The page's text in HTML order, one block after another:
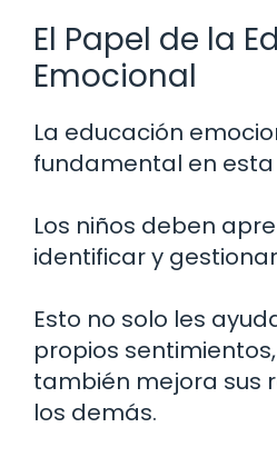
El Papel de la
Emocional
La educación
fundamental en
Los niños deben
identificar y
Esto no solo les
propios
también mejora sus
los demás.